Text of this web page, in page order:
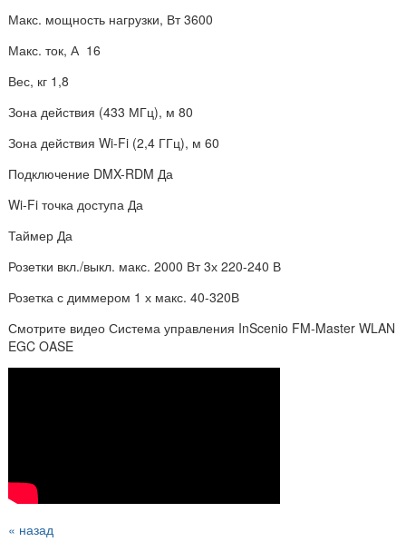
Макс. мощность нагрузки, Вт 3600
Макс. ток, А 16
Вес, кг 1,8
Зона действия (433 МГц), м 80
Зона действия Wi-Fi (2,4 ГГц), м 60
Подключение DMX-RDM Да
Wi-Fi точка доступа Да
Таймер Да
Розетки вкл./выкл. макс. 2000 Вт 3х 220-240 В
Розетка с диммером 1 х макс. 40-320В
Смотрите видео Система управления InScenio FM-Master WLAN
EGC OASE
« назад